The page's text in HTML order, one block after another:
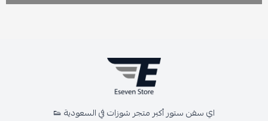
اي سفن ستور أكبر متجر شوزات في السعودية 👟